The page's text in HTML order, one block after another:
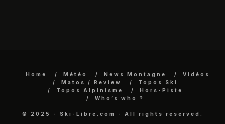
Home Météo News Montagne
Vidéos
Matos / Review
Topos Ski
Topos Alpinisme
Hors-Piste
Who’s who ?
© 2025 - Ski-Libre.com - All rights reserved.